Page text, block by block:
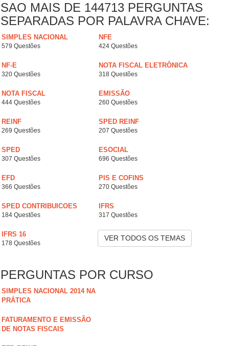
SAO MAIS DE 144713 PERGUNTAS
SEPARADAS POR PALAVRA CHAVE:
SIMPLES NACIONAL
579 Questões
NFE
424 Questões
NF-E
320 Questões
NOTA FISCAL ELETRÔNICA
318 Questões
NOTA FISCAL
444 Questões
EMISSÃO
260 Questões
REINF
269 Questões
SPED REINF
207 Questões
SPED
307 Questões
ESOCIAL
696 Questões
EFD
366 Questões
PIS E COFINS
270 Questões
SPED CONTRIBUICOES
184 Questões
IFRS
317 Questões
IFRS 16
178 Questões
VER TODOS OS TEMAS
PERGUNTAS POR CURSO
SIMPLES NACIONAL 2014 NA
PRÁTICA
FATURAMENTO E EMISSÃO
DE NOTAS FISCAIS